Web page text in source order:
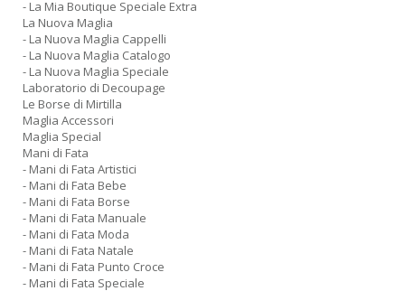
- La Mia Boutique Speciale Extra
La Nuova Maglia
- La Nuova Maglia Cappelli
- La Nuova Maglia Catalogo
- La Nuova Maglia Speciale
Laboratorio di Decoupage
Le Borse di Mirtilla
Maglia Accessori
Maglia Special
Mani di Fata
- Mani di Fata Artistici
- Mani di Fata Bebe
- Mani di Fata Borse
- Mani di Fata Manuale
- Mani di Fata Moda
- Mani di Fata Natale
- Mani di Fata Punto Croce
- Mani di Fata Speciale